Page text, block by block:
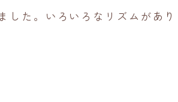
した。いろいろなリズムがあり